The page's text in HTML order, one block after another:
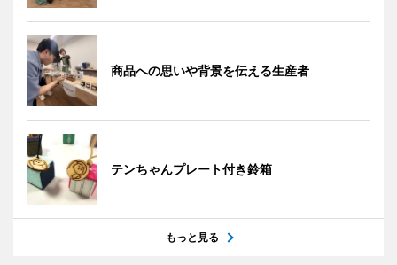
商品への思いや背景を伝える生産者
テンちゃんプレート付き鈴箱
もっと見る